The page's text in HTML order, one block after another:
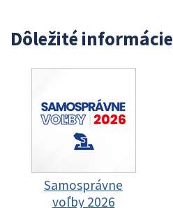
Dôležité informácie
Samosprávne
voľby 2026